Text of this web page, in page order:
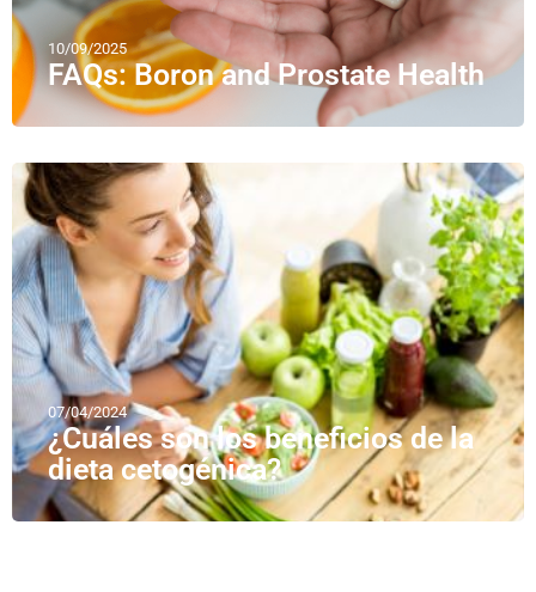
10/09/2025
FAQs: Boron and Prostate Health
07/04/2024
¿Cuáles son los beneficios de la
dieta cetogénica?